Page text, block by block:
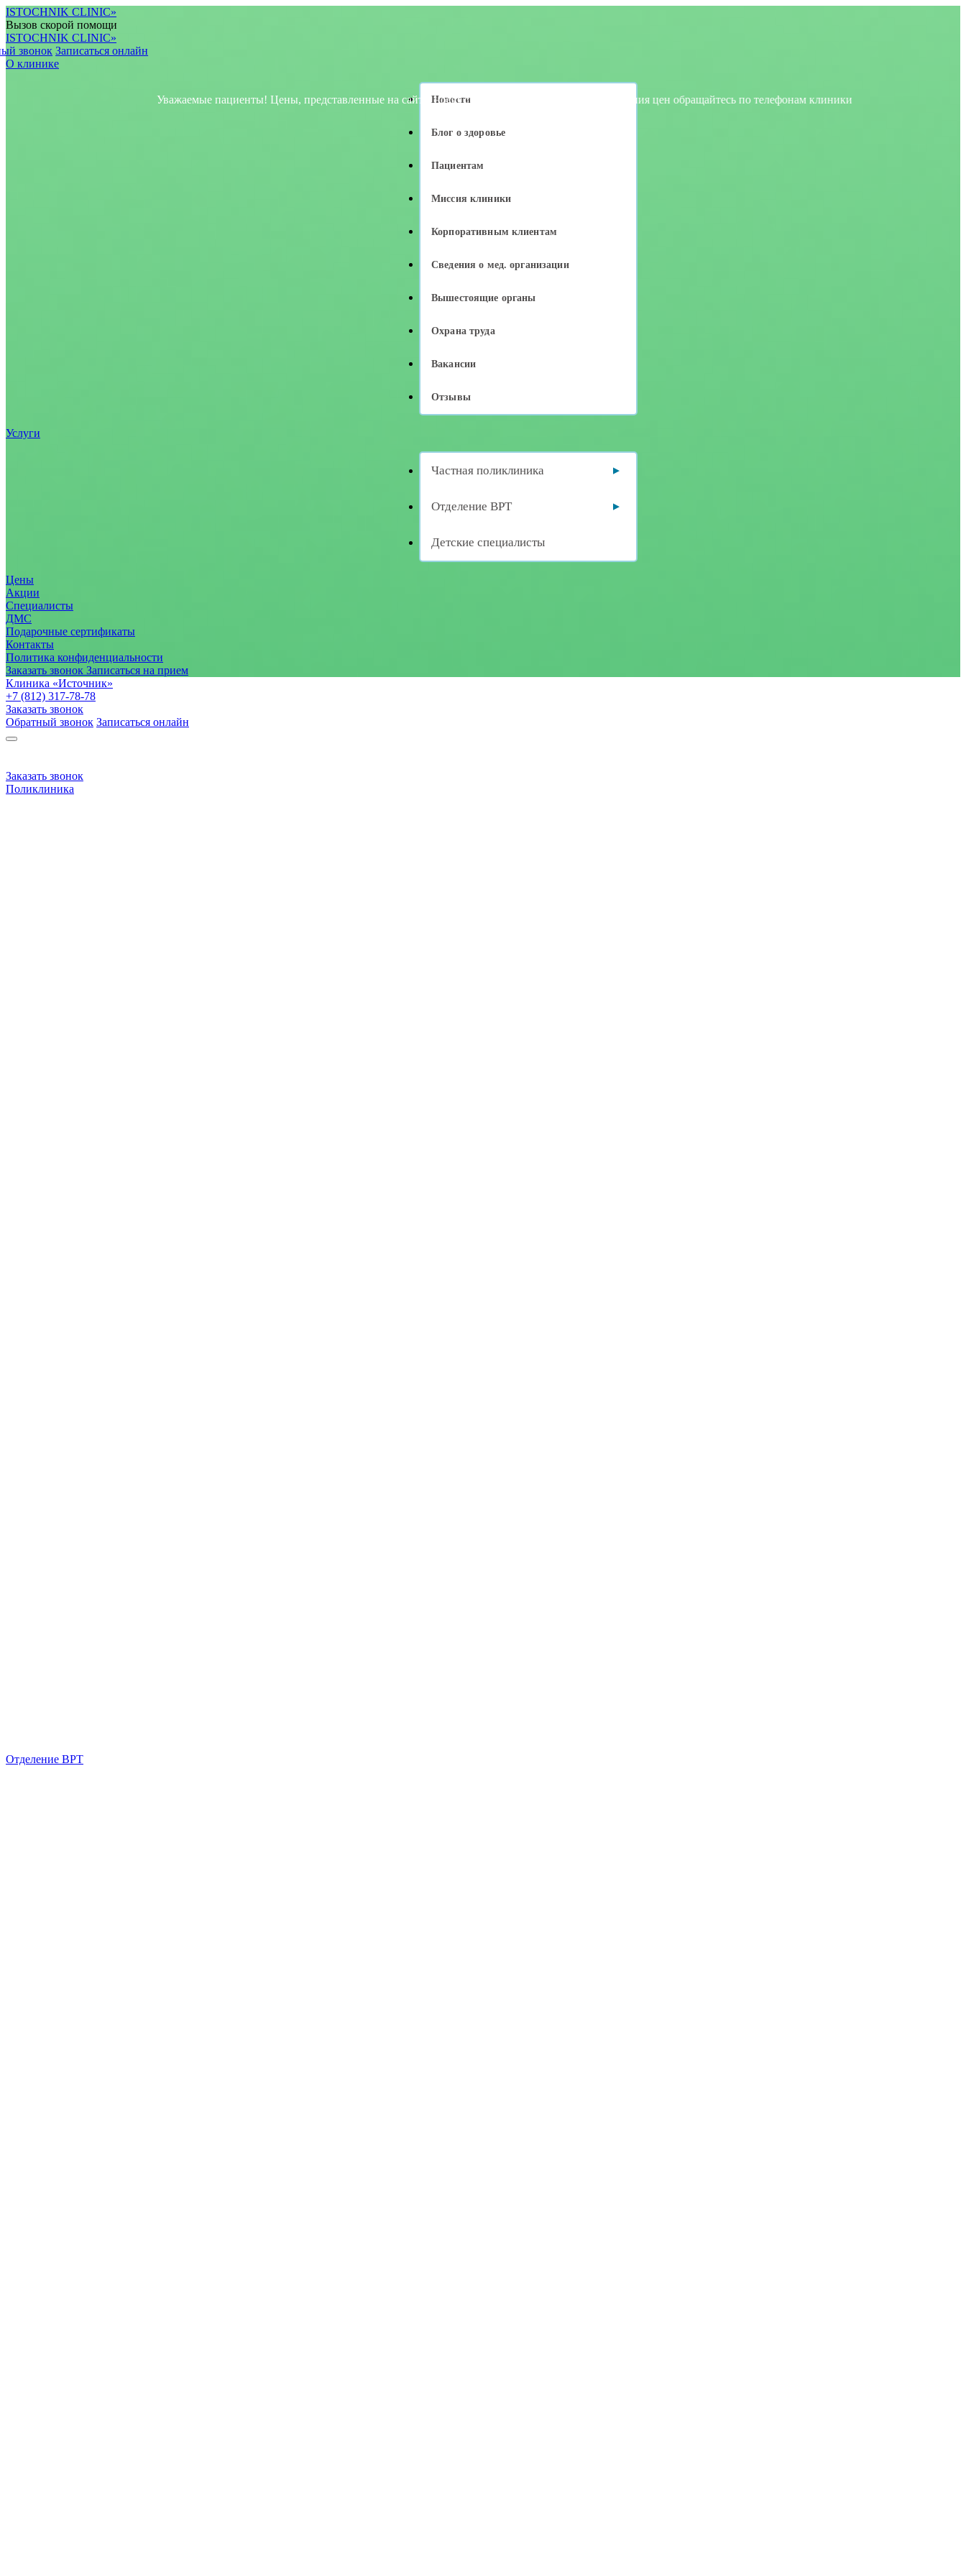
ISTOCHNIK CLINIC»
Вызов скорой помощи
ISTOCHNIK CLINIC»
звонок Записаться онлайн
О клинике
Новости
Блог о здоровье
Пациентам
Миссия клиники
Корпоративным клиентам
Сведения о мед. организации
Вышестоящие органы
Охрана труда
Вакансии
Отзывы
Услуги
Детские специалисты
Отделение ВРТ
Частная поликлиника
Цены
Акции
Специалисты
ДМС
Подарочные сертификаты
Контакты
Политика конфиденциальности
Заказать звонок Записаться на прием
Уважаемые пациенты! Цены, представленные на сайте, носят справочный характер. Для уточнения цен обращайтесь по телефонам клиники
Клиника «Источник»
+7 (812) 317-78-78
Заказать звонок
Обратный звонок Записаться онлайн
Заказать звонок
Поликлиника
Отделение ВРТ